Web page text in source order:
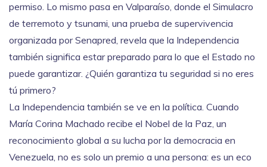
permiso. Lo mismo pasa en Valparaíso, donde el Simulacro
de terremoto y tsunami, una prueba de supervivencia
organizada por Senapred, revela que la Independencia
también significa estar preparado para lo que el Estado no
puede garantizar. ¿Quién garantiza tu seguridad si no eres
tú primero?
La Independencia también se ve en la política. Cuando
María Corina Machado recibe el Nobel de la Paz, un
reconocimiento global a su lucha por la democracia en
Venezuela, no es solo un premio a una persona: es un eco